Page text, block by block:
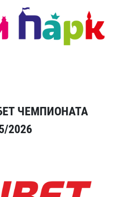
ЧЕМПИОНАТА
2026